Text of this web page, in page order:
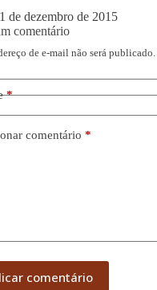
de dezembro de 2015
comentário
de e-mail não será publicado.
*
comentário *
comentário